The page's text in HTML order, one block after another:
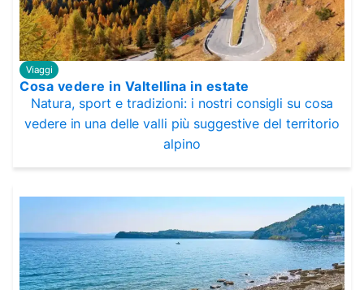
Viaggi
Cosa vedere in Valtellina in estate
Natura, sport e tradizioni: i nostri consigli su cosa
vedere in una delle valli più suggestive del territorio
alpino